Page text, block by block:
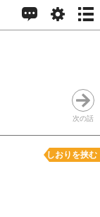
次の話
しおりを挟む